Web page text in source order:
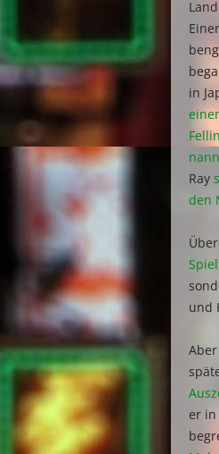
in
Ray
den
und
er